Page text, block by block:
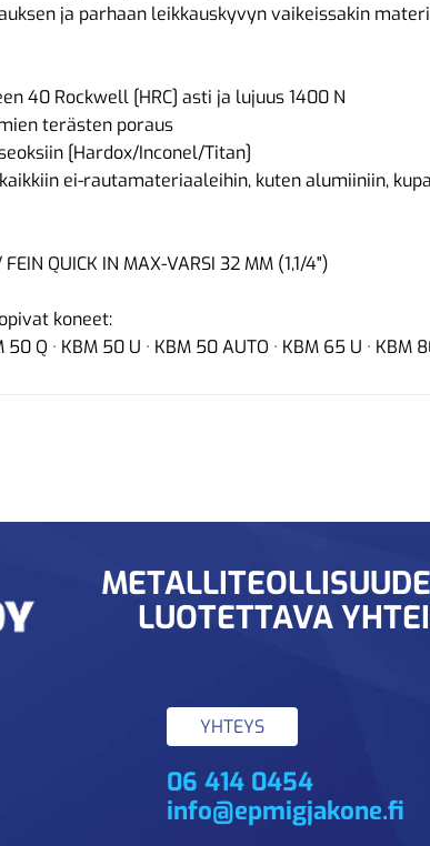
ja parhaan leikkauskyvyn vaikeissakin
40 Rockwell [HRC] asti ja lujuus 1400 N
terästen poraus
[Hardox/Inconel/Titan]
ei-rautamateriaaleihin, kuten alumiiniin,
QUICK IN MAX-VARSI 32 MM (1,1/4")
koneet:
50 Q · KBM 50 U · KBM 50 AUTO · KBM 65 U · KBM
LUOTETTAVA
YHTEYS
06 414 0454
info@epmigjakone.fi